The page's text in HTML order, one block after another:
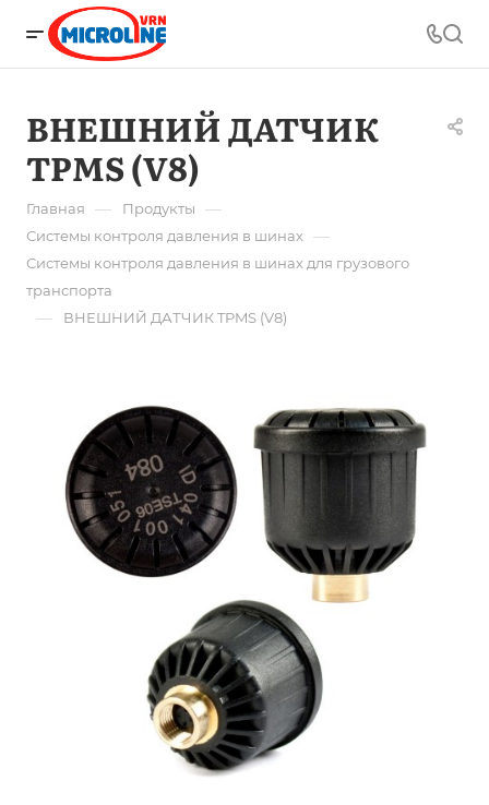
ВНЕШНИЙ ДАТЧИК
TPMS (V8)
Главная — Продукты —
Системы контроля давления в шинах —
Системы контроля давления в шинах для грузового
транспорта
— ВНЕШНИЙ ДАТЧИК TPMS (V8)